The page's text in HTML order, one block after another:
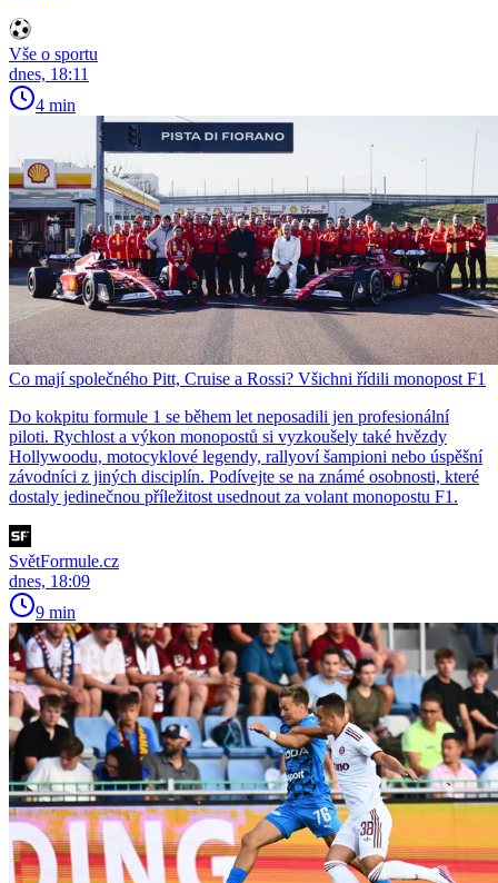
Vše o sportu
dnes, 18:11
4 min
Co mají společného Pitt, Cruise a Rossi? Všichni řídili monopost F1
Do kokpitu formule 1 se během let neposadili jen profesionální
piloti. Rychlost a výkon monopostů si vyzkoušely také hvězdy
Hollywoodu, motocyklové legendy, rallyoví šampioni nebo úspěšní
závodníci z jiných disciplín. Podívejte se na známé osobnosti, které
dostaly jedinečnou příležitost usednout za volant monopostu F1.
SvětFormule.cz
dnes, 18:09
9 min